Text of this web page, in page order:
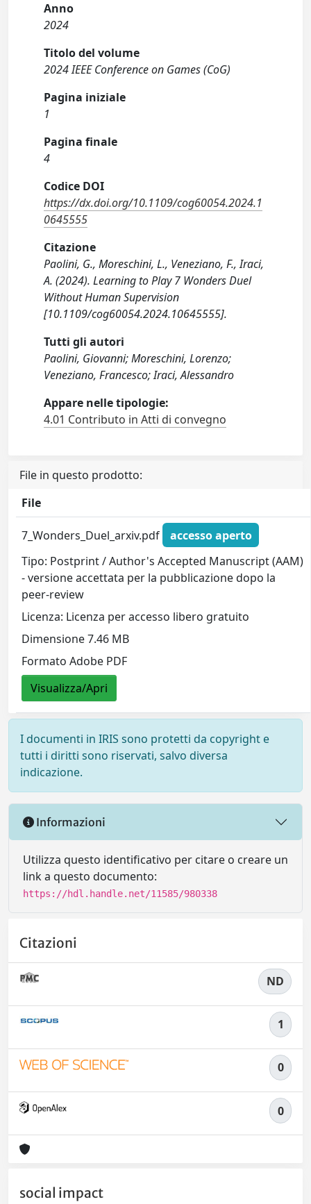
Anno
2024
Titolo del volume
2024 IEEE Conference on Games (CoG)
Pagina iniziale
1
Pagina finale
4
Codice DOI
https://dx.doi.org/10.1109/cog60054.2024.1
0645555
Citazione
Paolini, G., Moreschini, L., Veneziano, F., Iraci,
A. (2024). Learning to Play 7 Wonders Duel
Without Human Supervision
[10.1109/cog60054.2024.10645555].
Tutti gli autori
Paolini, Giovanni; Moreschini, Lorenzo;
Veneziano, Francesco; Iraci, Alessandro
Appare nelle tipologie:
4.01 Contributo in Atti di convegno
File in questo prodotto:
File
7_Wonders_Duel_arxiv.pdf
accesso aperto
Tipo: Postprint / Author's Accepted Manuscript (AAM)
- versione accettata per la pubblicazione dopo la
peer-review
Licenza: Licenza per accesso libero gratuito
Dimensione 7.46 MB
Formato Adobe PDF
Visualizza/Apri
I documenti in IRIS sono protetti da copyright e
tutti i diritti sono riservati, salvo diversa
indicazione.
Informazioni
Utilizza questo identificativo per citare o creare un
link a questo documento:
https://hdl.handle.net/11585/980338
Citazioni
ND
1
0
0
social impact